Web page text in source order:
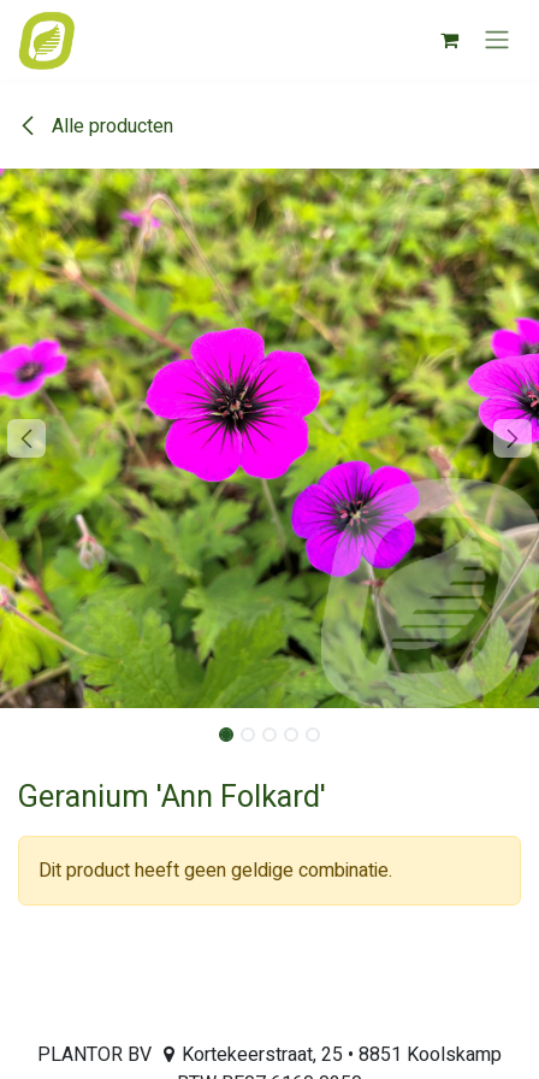
Overslaan naar inhoud
Alle producten
Geranium 'Ann Folkard'
Dit product heeft geen geldige combinatie.
PLANTOR BV
Kortekeerstraat, 25 • 8851 Koolskamp